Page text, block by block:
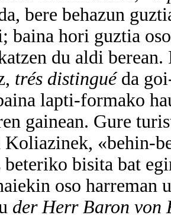
bere behazun
baina hori guztia
du aldi
trés distingué da
lapti-formako
gainean. Gure
«behin-
beteriko bisita bat
oso harreman
der Herr Baron von